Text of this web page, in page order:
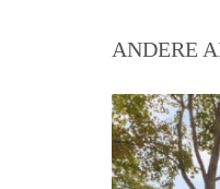
ANDERE